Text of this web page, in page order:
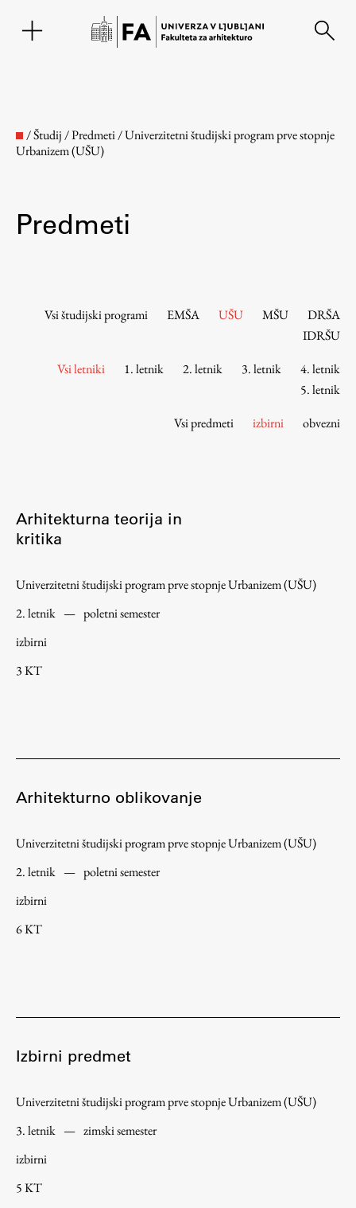
Osebje
Tržna dejavnost
Spletni arhiv DEPO
Študij
Predstavitev študija
Urniki
Študijski programi
Predmeti
Izbirni moduli EMŠA
Študijske prakse
Spletna učilnica
Aktualno
/Študij/Predmeti/Univerzitetni študijski program prve stopnje
Urbanizem (UŠU)
Predmeti
Vsi študijski programi EMŠA UŠU MŠU
DRŠA
IDRŠU
Vsi letniki
1. letnik 2. letnik 3. letnik
4. letnik
5. letnik
Vsi predmeti
izbirni obvezni
Arhitekturna teorija in
kritika
Univerzitetni študijski program prve stopnje Urbanizem (UŠU)
2. letnik — poletni semester
izbirni
3 KT
Arhitekturno oblikovanje
Univerzitetni študijski program prve stopnje Urbanizem (UŠU)
2. letnik — poletni semester
izbirni
6 KT
Izbirni predmet
Univerzitetni študijski program prve stopnje Urbanizem (UŠU)
3. letnik — zimski semester
izbirni
5 KT